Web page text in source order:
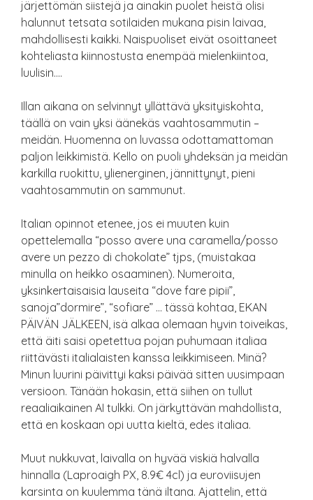
järjettömän siistejä ja ainakin puolet heistä olisi
halunnut tetsata sotilaiden mukana pisin laivaa,
mahdollisesti kaikki. Naispuoliset eivät osoittaneet
kohteliasta kiinnostusta enempää mielenkiintoa,
luulisin….
Illan aikana on selvinnyt yllättävä yksityiskohta,
täällä on vain yksi äänekäs vaahtosammutin –
meidän. Huomenna on luvassa odottamattoman
paljon leikkimistä. Kello on puoli yhdeksän ja meidän
karkilla ruokittu, ylienerginen, jännittynyt, pieni
vaahtosammutin on sammunut.
Italian opinnot etenee, jos ei muuten kuin
opettelemalla “posso avere una caramella/posso
avere un pezzo di chokolate” tjps, (muistakaa
minulla on heikko osaaminen). Numeroita,
yksinkertaisaisia lauseita “dove fare pipii”,
sanoja”dormire”, “sofiare” … tässä kohtaa, EKAN
PÄIVÄN JÄLKEEN, isä alkaa olemaan hyvin toiveikas,
että äiti saisi opetettua pojan puhumaan italiaa
riittävästi italialaisten kanssa leikkimiseen. Minä?
Minun luurini päivittyi kaksi päivää sitten uusimpaan
versioon. Tänään hokasin, että siihen on tullut
reaaliaikainen AI tulkki. On järkyttävän mahdollista,
että en koskaan opi uutta kieltä, edes italiaa.
Muut nukkuvat, laivalla on hyvää viskiä halvalla
hinnalla (Laproaigh PX, 8.9€ 4cl) ja euroviisujen
karsinta on kuulemma tänä iltana. Ajattelin, että